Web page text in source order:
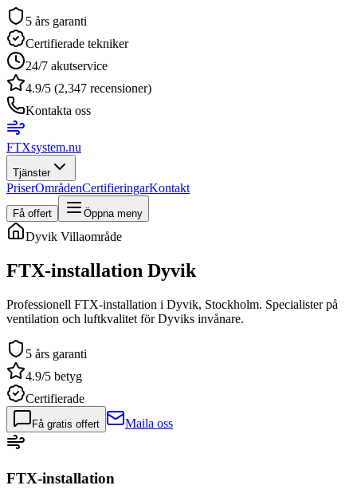
5 års garanti
Certifierade tekniker
24/7 akutservice
4.9/5 (2,347 recensioner)
Kontakta oss
FTXsystem.nu
Tjänster
PriserOmrådenCertifieringarKontakt
Få offert Öppna meny
Dyvik Villaområde
FTX-installation Dyvik
Professionell FTX-installation i Dyvik, Stockholm. Specialister på
ventilation och luftkvalitet för Dyviks invånare.
5 års garanti
4.9/5 betyg
Certifierade
Få gratis offert Maila oss
FTX-installation